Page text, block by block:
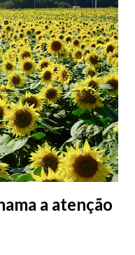
a atenção